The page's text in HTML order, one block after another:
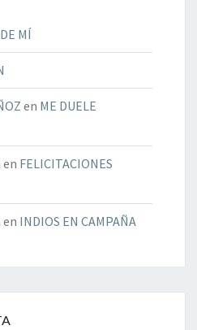
MÍ
en ME DUELE
en FELICITACIONES
en INDIOS EN CAMPAÑA